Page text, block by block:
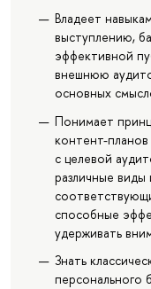
Владеет
выступлению,
эффективной
внешнюю
основных
Понимает
контент-
с целевой
различные
способные
удерживать
Знать
персонального